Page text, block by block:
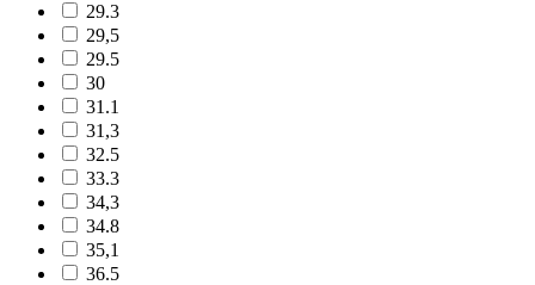
29.3
29,5
29.5
30
31.1
31,3
32.5
33.3
34,3
34.8
35,1
36.5